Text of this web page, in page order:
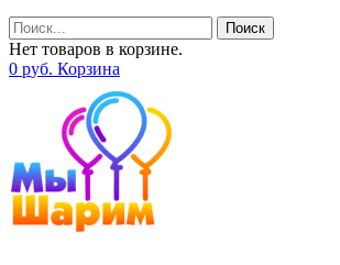
Поиск
Нет товаров в корзине.
0 руб. Корзина